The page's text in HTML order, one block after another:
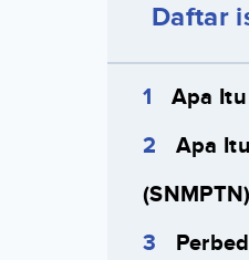
Daftar
Apa
Apa